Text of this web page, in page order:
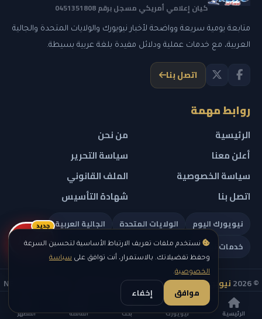
الرئيسية نيويورك بحث القائمة المظهر
نستخدم ملفات تعريف الارتباط الأساسية لتحسين السرعة
وحفظ تفضيلاتك. بالاستمرار، أنت توافق على سياسة
الخصوصية.
موافق إخفاء
كيان إعلامي أمريكي مسجل برقم 0451351808
متابعة يومية سريعة وواضحة لأخبار نيويورك والولايات المتحدة والجالية
العربية، مع خدمات عملية ودلائل مفيدة بلغة عربية بسيطة.
اتصل بنا
روابط مهمة
الرئيسية
من نحن
أعلن معنا
سياسة التحرير
سياسة الخصوصية
الملف القانوني
اتصل بنا
شهادة التأسيس
نيويورك اليوم الولايات المتحدة
الجالية العربية
خدمات تهمك
© 2026 نيويورك نيوز
— جميع الحقوق محفوظة — NEW YORK NEWS
IN ARABIC LLC — رقم التسجيل 0451351808
ريلز
جديد